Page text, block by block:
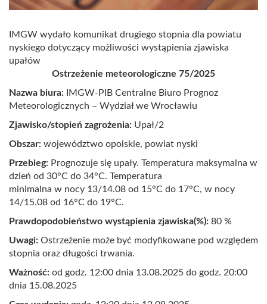
IMGW wydało komunikat drugiego stopnia dla powiatu
nyskiego dotyczący możliwości wystąpienia zjawiska
upałów
Ostrzeżenie meteorologiczne 75/2025
Nazwa biura:
IMGW-PIB Centralne Biuro Prognoz
Meteorologicznych – Wydział we Wrocławiu
Zjawisko/stopień zagrożenia: Upał/2
Obszar: województwo opolskie, powiat nyski
Przebieg: Prognozuje się upały. Temperatura maksymalna w
dzień od 30°C do 34°C. Temperatura
minimalna w nocy 13/14.08 od 15°C do 17°C, w nocy
14/15.08 od 16°C do 19°C.
Prawdopodobieństwo wystąpienia zjawiska(%): 80 %
Uwagi: Ostrzeżenie może być modyfikowane pod względem
stopnia oraz długości trwania.
Ważność: od godz. 12:00 dnia 13.08.2025 do godz. 20:00
dnia 15.08.2025